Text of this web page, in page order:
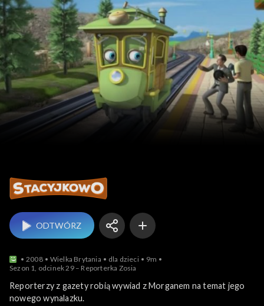
Stacyjkowo
ODTWÓRZ
2008 Wielka Brytania dla dzieci
9m
Sezon 1, odcinek 29 – Reporterka Zosia
Reporterzy z gazety robią wywiad z Morganem na temat jego
nowego wynalazku.